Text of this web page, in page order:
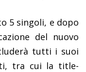
5 singoli, e dopo
del nuovo
tutti i suoi
tra cui la title-